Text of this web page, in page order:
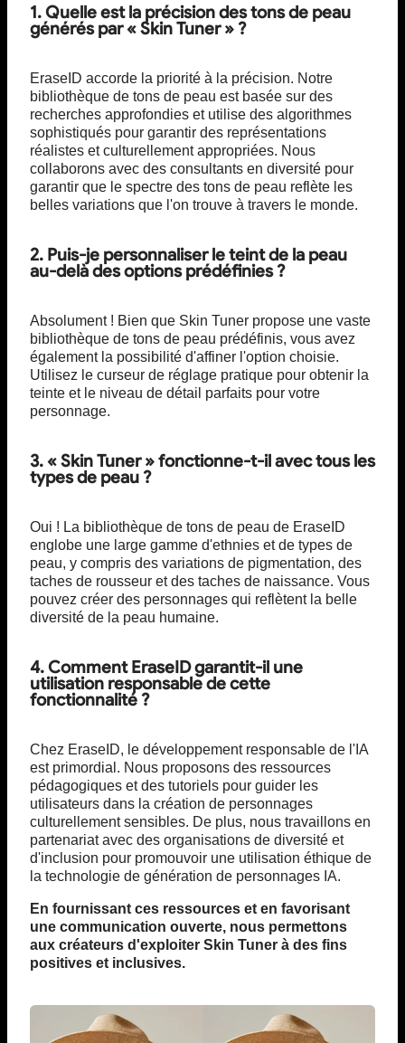
1. Quelle est la précision des tons de peau
générés par « Skin Tuner » ?
EraseID accorde la priorité à la précision. Notre
bibliothèque de tons de peau est basée sur des
recherches approfondies et utilise des algorithmes
sophistiqués pour garantir des représentations
réalistes et culturellement appropriées. Nous
collaborons avec des consultants en diversité pour
garantir que le spectre des tons de peau reflète les
belles variations que l'on trouve à travers le monde.
2. Puis-je personnaliser le teint de la peau
au-delà des options prédéfinies ?
Absolument ! Bien que Skin Tuner propose une vaste
bibliothèque de tons de peau prédéfinis, vous avez
également la possibilité d'affiner l'option choisie.
Utilisez le curseur de réglage pratique pour obtenir la
teinte et le niveau de détail parfaits pour votre
personnage.
3. « Skin Tuner » fonctionne-t-il avec tous les
types de peau ?
Oui ! La bibliothèque de tons de peau de EraseID
englobe une large gamme d'ethnies et de types de
peau, y compris des variations de pigmentation, des
taches de rousseur et des taches de naissance. Vous
pouvez créer des personnages qui reflètent la belle
diversité de la peau humaine.
4. Comment EraseID garantit-il une
utilisation responsable de cette
fonctionnalité ?
Chez EraseID, le développement responsable de l'IA
est primordial. Nous proposons des ressources
pédagogiques et des tutoriels pour guider les
utilisateurs dans la création de personnages
culturellement sensibles. De plus, nous travaillons en
partenariat avec des organisations de diversité et
d'inclusion pour promouvoir une utilisation éthique de
la technologie de génération de personnages IA.
En fournissant ces ressources et en favorisant
une communication ouverte, nous permettons
aux créateurs d'exploiter Skin Tuner à des fins
positives et inclusives.